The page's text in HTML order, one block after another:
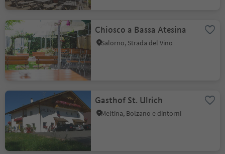
Chiosco a Bassa Atesina
Salorno, Strada del Vino
Gasthof St. Ulrich
Meltina, Bolzano e dintorni